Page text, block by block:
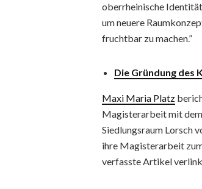
oberrheinische
um neuere
fruchtbar zu machen.”
Die Gründung des
Maxi Maria Platz
Magisterarbeit mit dem
Siedlungsraum Lorsch
ihre Magisterarbeit
verfasste Artikel